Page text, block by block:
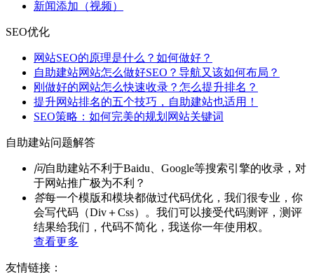
新闻添加（视频）
SEO优化
网站SEO的原理是什么？如何做好？
自助建站网站怎么做好SEO？导航又该如何布局？
刚做好的网站怎么快速收录？怎么提升排名？
提升网站排名的五个技巧，自助建站也适用！
SEO策略：如何完美的规划网站关键词
自助建站问题解答
问自助建站不利于Baidu、Google等搜索引擎的收录，对
于网站推广极为不利？
答每一个模版和模块都做过代码优化，我们很专业，你
会写代码（Div＋Css）。我们可以接受代码测评，测评
结果给我们，代码不简化，我送你一年使用权。
查看更多
友情链接：